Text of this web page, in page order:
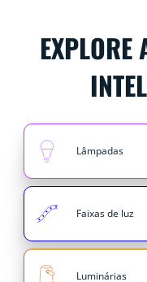
EXPLORE
Lâmpadas
Faixas de luz
Luminárias